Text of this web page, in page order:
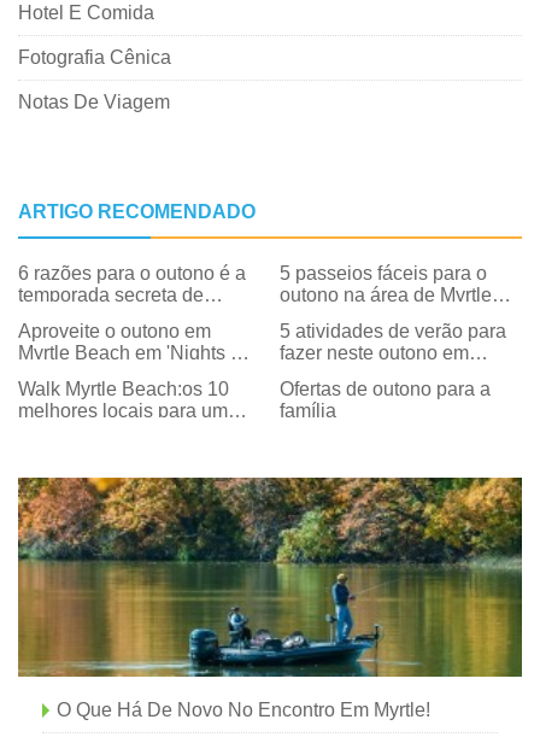
Hotel E Comida
Fotografia Cênica
Notas De Viagem
ARTIGO RECOMENDADO
6 razões para o outono é a
temporada secreta de
5 passeios fáceis para o
outono na área de Myrtle
Aproveite o outono em
Myrtle Beach em 'Nights At
5 atividades de verão para
fazer neste outono em
Walk Myrtle Beach:os 10
melhores locais para um
Ofertas de outono para a
família
O Que Há De Novo No Encontro Em Myrtle!